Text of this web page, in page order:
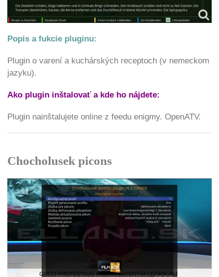
Popis a fukcie pluginu:
Plugin o varení a kuchárských receptoch (v nemeckom
jazyku).
Ako plugin inštalovať a kde ho nájdete:
Plugin nainštalujete online z feedu enigmy. OpenATV.
Chocholusek picons